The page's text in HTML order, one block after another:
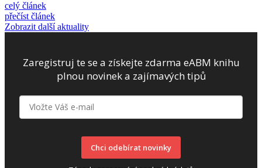
celý článek
přečíst článek
Zobrazit další aktuality
Zaregistruj te se a získejte zdarma eABM knihu
plnou novinek a zajímavých tipů
Chci odebírat novinky